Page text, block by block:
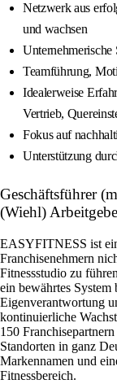
Netzwerk aus
und wachsen
Unternehmerische
Teamführung,
Idealerweise
Vertrieb,
Fokus auf
Unterstützung
Geschäftsführer
(Wiehl)
EASYFITNESS ist
Franchisenehmern
Fitnessstudio zu
ein bewährtes
Eigenverantwortung
kontinuierliche
150
Standorten in ganz
Markennamen und
Fitnessbereich.